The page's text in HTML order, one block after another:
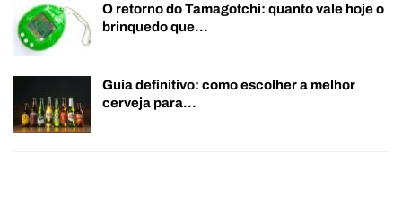
O retorno do Tamagotchi: quanto vale hoje o
brinquedo que…
Guia definitivo: como escolher a melhor
cerveja para…